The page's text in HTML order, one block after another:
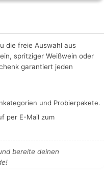
die freie Auswahl aus
spritziger Weißwein oder
garantiert jeden
und Probierpakete.
per E-Mail zum
bereite deinen